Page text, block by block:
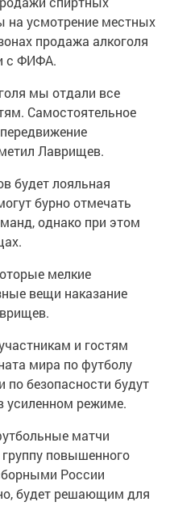
на усмотрение местных
продажа алкоголя
с ФИФА.
мы отдали все
Самостоятельное
Лаврищев.
будет лояльная
бурно отмечать
однако при этом
мелкие
вещи наказание
и гостям
мира по футболу
по безопасности будут
усиленном режиме.
матчи
повышенного
России
будет решающим для